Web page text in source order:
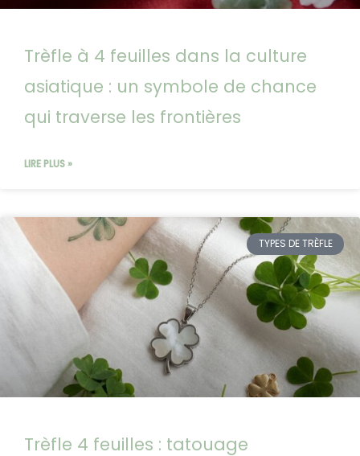
Trèfle à 4 feuilles dans la culture
asiatique : un symbole de chance
qui traverse les frontières
LIRE PLUS »
TYPES DE TRÈFLE
Trèfle 4 feuilles : tatouage